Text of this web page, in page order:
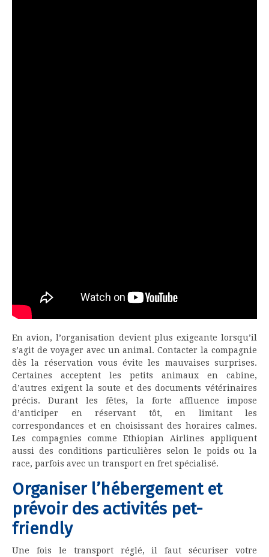
En avion, l’organisation devient plus exigeante lorsqu’il
s’agit de voyager avec un animal. Contacter la compagnie
dès la réservation vous évite les mauvaises surprises.
Certaines acceptent les petits animaux en cabine,
d’autres exigent la soute et des documents vétérinaires
précis. Durant les fêtes, la forte affluence impose
d’anticiper en réservant tôt, en limitant les
correspondances et en choisissant des horaires calmes.
Les compagnies comme Ethiopian Airlines appliquent
aussi des conditions particulières selon le poids ou la
race, parfois avec un transport en fret spécialisé.
Organiser l’hébergement et
prévoir des activités pet-
friendly
Une fois le transport réglé, il faut sécuriser votre